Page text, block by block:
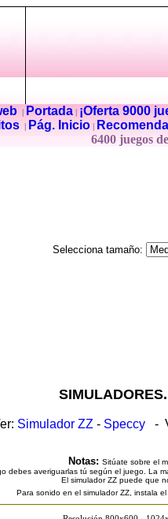
| Portada|
¡Oferta 9000
Pág. Inicio
6400 juegos
Selecciona tamaño:
Simulador ZZ - Speccy -
Notas: Sitúate sobre el
debes averiguarlas tú según el juego. La
El simulador ZZ puede que
Para sonido en el simulador ZZ, instala